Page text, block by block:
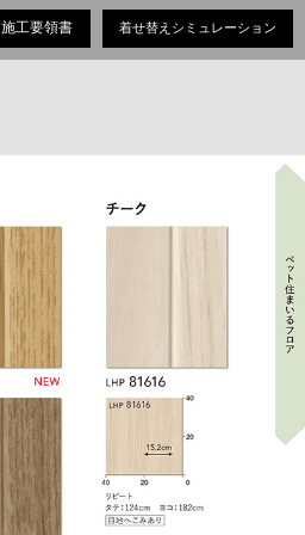
施工要領書 着せ替えシミュレーション